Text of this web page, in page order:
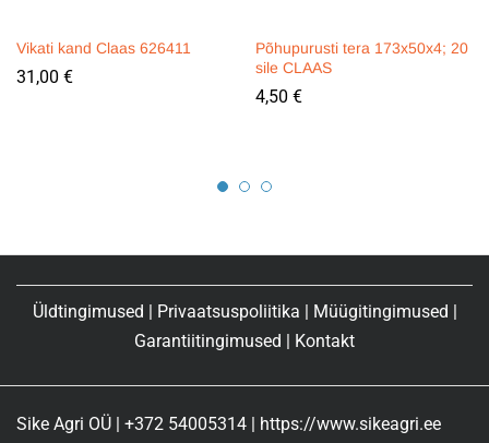
Vikati kand Claas 626411
31,00 €
Põhupurusti tera 173x50x4; 20
sile CLAAS
4,50 €
Üldtingimused Privaatsuspoliitika Müügitingimused
Garantiitingimused
Kontakt
Sike Agri OÜ | +372 54005314 | https://www.sikeagri.ee